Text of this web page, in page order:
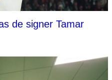
de signer Tamar